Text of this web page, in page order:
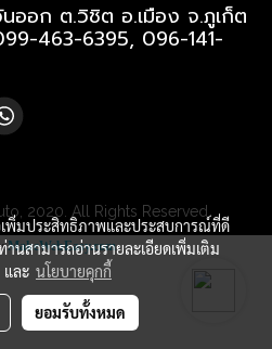
ออก ต.วิชิต อ.เมือง จ.ภูเก็ต
463-6395, 096-141-
2020. All Rights Reserved
MakeWebEasy.com
เพิ่มประสิทธิภาพและประสบการณ์ที่ดี
านสามารถอ่านรายละเอียดเพิ่มเติม
และ นโยบายคุกกี้
ยอมรับทั้งหมด